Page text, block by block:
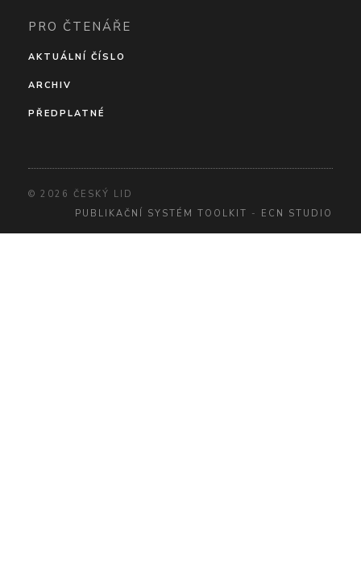
PRO ČTENÁŘE
AKTUÁLNÍ ČÍSLO
ARCHIV
PŘEDPLATNÉ
© 2026 ČESKÝ LID
PUBLIKAČNÍ SYSTÉM TOOLKIT - ECN STUDIO